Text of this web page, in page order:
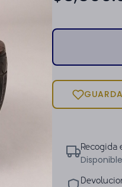
Recogida